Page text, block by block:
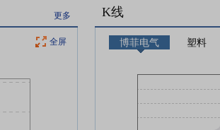
更多
全屏
K线
博菲电气 塑料